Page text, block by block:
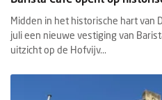
Midden in het historische hart van
juli een nieuwe vestiging van
uitzicht op de Hofvijv...